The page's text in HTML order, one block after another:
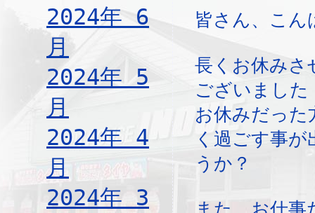
2024年 6
月
2024年 5
月
2024年 4
月
2024年 3
皆さん、こん
長くお休みさ
ございました
お休みだった
く過ごす事
うか？